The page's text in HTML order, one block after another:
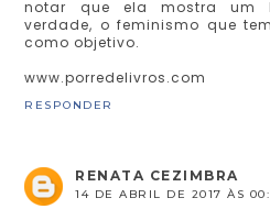
notar que ela mostra um
verdade, o feminismo que
como objetivo.
www.porredelivros.com
RESPONDER
RENATA CEZIMBRA
14 DE ABRIL DE 2017 ÀS